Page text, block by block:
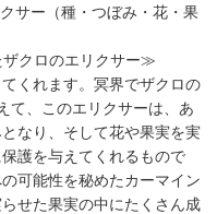
サー（種・つぼみ・花・果
クロのエリクサー≫
くれます。冥界でザクロの
て、このエリクサーは、あ
なり、そして花や果実を実
護を与えてくれるもので
可能性を秘めたカーマイン
せた果実の中にたくさん成